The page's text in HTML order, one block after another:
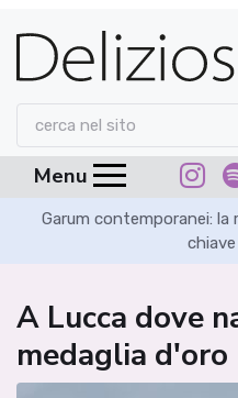
Menu
Garum contemporanei:
A Lucca dove
medaglia d'oro